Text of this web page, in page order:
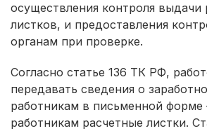
осуществления контроля выдачи
листков, и предоставления
органам при проверке.
Согласно статье 136 ТК РФ,
передавать сведения о
работникам в письменной
работникам расчетные листки.